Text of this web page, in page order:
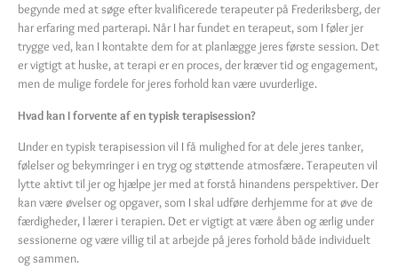
begynde med at søge efter kvalificerede terapeuter på Frederiksberg, der
har erfaring med parterapi. Når I har fundet en terapeut, som I føler jer
trygge ved, kan I kontakte dem for at planlægge jeres første session. Det
er vigtigt at huske, at terapi er en proces, der kræver tid og engagement,
men de mulige fordele for jeres forhold kan være uvurderlige.
Hvad kan I forvente af en typisk terapisession?
Under en typisk terapisession vil I få mulighed for at dele jeres tanker,
følelser og bekymringer i en tryg og støttende atmosfære. Terapeuten vil
lytte aktivt til jer og hjælpe jer med at forstå hinandens perspektiver. Der
kan være øvelser og opgaver, som I skal udføre derhjemme for at øve de
færdigheder, I lærer i terapien. Det er vigtigt at være åben og ærlig under
sessionerne og være villig til at arbejde på jeres forhold både individuelt
og sammen.